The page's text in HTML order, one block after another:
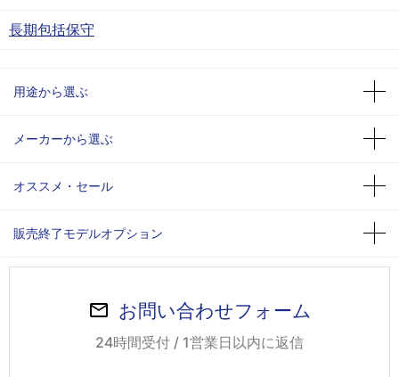
長期包括保守
用途から選ぶ
メーカーから選ぶ
オススメ・セール
販売終了モデルオプション
お問い合わせフォーム
24時間受付 / 1営業日以内に返信